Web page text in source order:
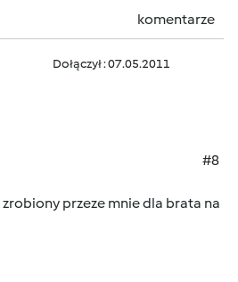
komentarze
Dołączył : 07.05.2011
#8
przeze mnie dla brata na